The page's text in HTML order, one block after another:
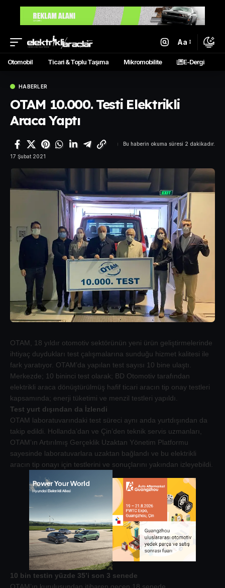
Aa
Otomobil Ticari & Toplu Taşıma Mikromobilite E-Dergi
HABERLER
OTAM 10.000. Testi Elektrikli
Araca Yaptı
17 Şubat 2021
Bu haberin okuma süresi 2 dakikadır.
OTAM, 18 yıldır otomotiv sektörünün yeni ürün geliştirmelerinde
ihtiyaç duydukları test çalışmalarına sunduğu hizmet kalitesi ile
fark yaratıyor. OTAM’da yapılan test sayısı 10 bine ulaştı.
Merkezde; 10 bininci test olarak; BD Otomotiv tarafından
elektrikli araca dönüştürülmüş hafif ticari aracın tip onay testleri
kapsamında; enerji tüketimi ve menzil testleri yapıldı.
Test yurt dışından da İzlendi
OTAM laboratuvarındaki test süreci aynı anda yurtdışından da
takip edildi. Hollanda’dan ve Çin’den teknik servis uzmanları,
OTAM’ın Artırılmış Gerçeklik Uzaktan Yönetim Platformu
sayesinde laboratuvarlara uzaktan bağlandı ve bu elektrikli
aracın tip onayı için testlerini ve sonuçlarını yakından izleyebildi.
10 bin testin yüzde 35’i son 3 senede
OTAM’ın kuruluşundan itibaren geçen 18 senede